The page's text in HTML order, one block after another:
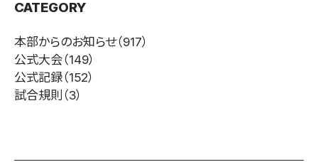
CATEGORY
本部からのお知らせ（917）
公式大会（149）
公式記録（152）
試合規則 （3）